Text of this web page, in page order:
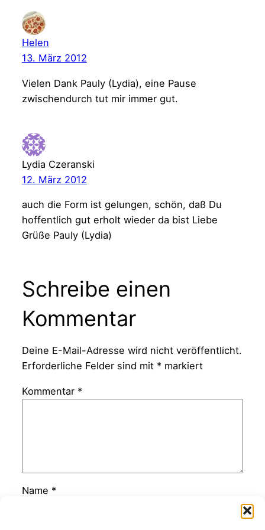
Helen
13. März 2012
Vielen Dank Pauly (Lydia), eine Pause
zwischendurch tut mir immer gut.
Lydia Czeranski
12. März 2012
auch die Form ist gelungen, schön, daß Du
hoffentlich gut erholt wieder da bist Liebe
Grüße Pauly (Lydia)
Schreibe einen
Kommentar
Deine E-Mail-Adresse wird nicht veröffentlicht.
Erforderliche Felder sind mit *markiert
Kommentar *
Name *